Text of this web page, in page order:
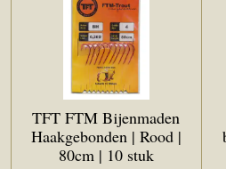
TFT FTM Bijenmaden
Haakgebonden | Rood |
80cm | 10 stuk